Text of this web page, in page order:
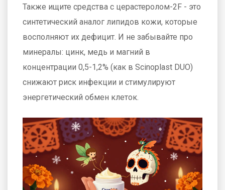
Также ищите средства с церастеролом-2F - это
синтетический аналог липидов кожи, которые
восполняют их дефицит. И не забывайте про
минералы: цинк, медь и магний в
концентрации 0,5-1,2% (как в Scinoplast DUO)
снижают риск инфекции и стимулируют
энергетический обмен клеток.